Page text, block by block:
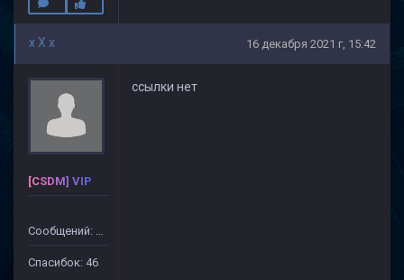
x X x 16 декабря 2021 г, 15:42
[CSDM] VIP
Сообщений: 499
Спасибок: 46
ссылки нет